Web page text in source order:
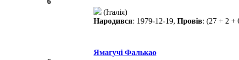
(Італія)
Народився: 1979-12-19, Провів: (27 + 2 +
Ямагучі Фалькао